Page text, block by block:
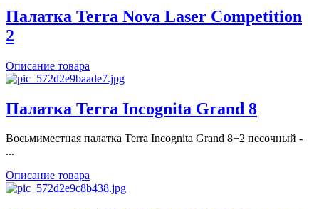
Палатка Terra Nova Laser Competition
2
Описание товара
Палатка Terra Incognita Grand 8
Восьмиместная палатка Terra Incognita Grand 8+2 песочный -
...
Описание товара